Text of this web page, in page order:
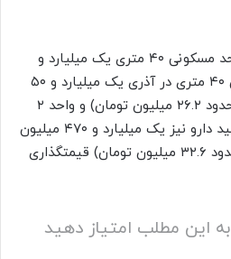
در مناطق ۱۷ و ۱۸ نیز یک واحد مسکونی ۴۰ متری یک میلیارد و
۲۵۰ میلیون تومان، آپارتمان ۴۰ متری در آذری یک میلیارد و ۵۰
میلیون تومان (هر مترمربع حدود ۲۶.۲ میلیون تومان) و واحد ۲
سال ساخت ۴۵ متری در تولید دارو نیز یک میلیارد و ۴۷۰ میلیون
تومان (قیمت هر مترمربع حدود ۳۲.۶ میلیون تومان) قیمتگذاری
به این مطلب امتیاز دهید